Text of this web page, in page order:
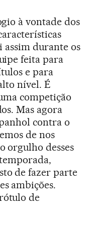
à vontade dos
assim durante os
feita para
e para
nível. É
competição
Mas agora
contra o
de nos
orgulho desses
de fazer parte
ambições.
de